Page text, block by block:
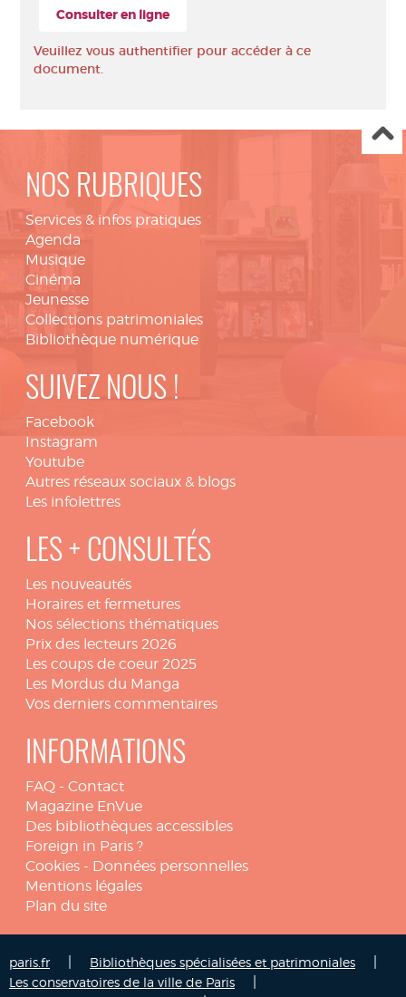
Consulter en ligne
Veuillez vous authentifier pour accéder à ce
document.
NOS RUBRIQUES
Services & infos pratiques
Agenda
Musique
Cinéma
Jeunesse
Collections patrimoniales
Bibliothèque numérique
SUIVEZ NOUS !
Facebook
Instagram
Youtube
Autres réseaux sociaux & blogs
Les infolettres
LES + CONSULTÉS
Les nouveautés
Horaires et fermetures
Nos sélections thématiques
Prix des lecteurs 2026
Les coups de coeur 2025
Les Mordus du Manga
Vos derniers commentaires
INFORMATIONS
FAQ - Contact
Magazine EnVue
Des bibliothèques accessibles
Foreign in Paris ?
Cookies - Données personnelles
Mentions légales
Plan du site
paris.fr Bibliothèques spécialisées et patrimoniales
Les conservatoires de la ville de Paris